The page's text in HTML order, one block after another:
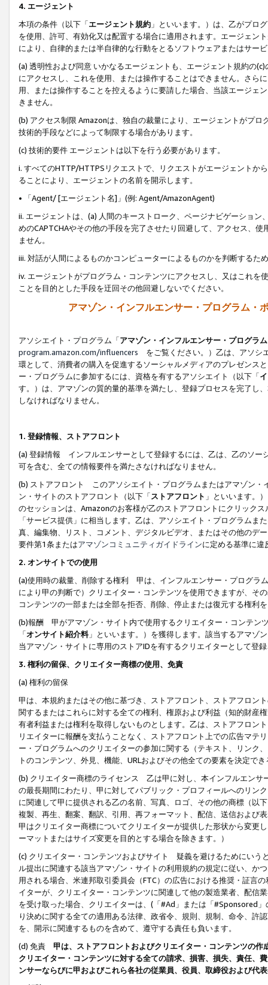
4. エージェント
本項の条件（以下「エージェント規約 」といいます。）は、乙がプロ
を使用、許可、有効化又は配置する場合に適用されます。エージェン
により、自律的または半自律的な行動をとるソフトウェアまたはサー
(a) 透明性および同意 いかなるエージェントも、エージェント規約の
にアクセスし、これを使用、または操作することはできません。さら
用、または操作することを控えるように要請した場合、当該エージェ
きません。
(b) アクセス制限 Amazonは、独自の裁量により、エージェントがプ
技術的手段などによって制限する場合があります。
(c) 技術的要件 エージェントは以下を行う必要があります。
i. すべてのHTTP/HTTPSリクエストで、リクエストがエージェントか
ることにより、エージェントの名前を開示します。
• 「Agent/ [エージェント名]」(例: Agent/AmazonAgent)
ii. エージェントは、(a) 人間のキーストローク、ページナビゲーショ
めのCAPTCHAやその他の手段を完了させたり回避して、アクセス、
ません。
iii. 対話が人間によるものかコンピューターによるものかを判断するた
iv. エージェントがプログラム・コンテンツにアクセスし、又はこれ
ことを目的とした手段を迂回その他回避しないでください。
アマゾン・インフルエンサー・プログラム・
アソシエイト・プログラム「アマゾン・インフルエンサー・プログラム
program.amazon.com/influencers をご覧ください。）乙は、アソシ
環として、消費者の購入を促進するソーシャルメディアのプレゼンス
ー・プログラムに参加するには、資格を有するアソシエイト（以下「
す。）は、アマゾンの質的量的基準を満たし、登録プロセスを完了し、
しなければなりません。
1. 登録情報、ストアフロント
(a) 登録情報 インフルエンサーとして登録するには、乙は、乙のソー
可を含む、全ての情報要件を満たさなければなりません。
(b) ストアフロント このアソシエイト・プログラムまたはアマゾン・
ン・サイトのストアフロント（以下「ストアフロント 」といいます。
のセッションは、Amazonのお客様が乙のストアフロントにクリック
「サービス提供」に相当します。乙は、アソシエイト・プログラム
真、編集物、リスト、コメント、デジタルビデオ、またはその他のデ
要件第1条またはアマゾンコミュニティガイドラインに定める基準に違
2. オンサイトでの使用
(a)使用時の裁量、削除する権利 甲は、インフルエンサー・プログラ
により甲の判断で）クリエイター・コンテンツを使用できますが、そ
コンテンツの一部または全部を拒否、削除、停止または復元する権利
(b)報酬 甲がアマゾン・サイト内で使用するクリエイター・コンテン
「オンサイト紹介料」といいます。）を獲得します。該当するアマゾ
当アマゾン・サイトに専用のストアIDを有するクリエイターとして登
3. 権利の留保、クリエイター商標の使用、免責
(a) 権利の留保
甲は、本規約またはその他に基づき、ストアフロント、ストアフロン
関するまたはこれらに対する全ての権利、権原および利益（知的財産
有者利益または権利を取得しないものとします。乙は、ストアフロン
リエイターに報酬を支払うことなく、ストアフロント上での広告マテ
ー・プログラムへのクリエイターの参加に関する（テキスト、リンク
トのコンテンツ、外見、機能、URLおよびその他全ての要素を決定で
(b) クリエイター商標のライセンス 乙は甲に対し、本インフルエンサ
の最長期間にわたり、甲に対してパブリック・プロフィールへのリン
に関連して甲に提供される乙の名前、写真、ロゴ、その他の商標（以
複製、再生、翻案、翻訳、引用、再フォーマット、配信、送信および
甲はクリエイター商標についてクリエイターが提供した形状から変更
ーマットまたはサイズ変更を目的とする場合を除きます。）
(c) クリエイター・コンテンツおよびサイト 疑義を避けるためにいう
ル提出に関連する該当アマゾン・サイトの利用規約の規定に従い、か
用される場合、米連邦取引委員会（FTC）の広告における推奨・証言
イターが、クリエイター・コンテンツに関連して他の製造業者、配信
を受け取った場合、クリエイターは、(「#Ad」または「#Sponsored
り決めに関する全ての適用ある法律、政省令、規則、規制、命令、許
を、開示に関連するものを含めて、遵守する責任も負います。
(d) 免責 甲は、ストアフロントおよびクリエイター・コンテンツの
クリエイター・コンテンツに対する全ての請求、損害、損失、責任、
ンサーならびに甲およびこれら各社の従業員、役員、取締役および代